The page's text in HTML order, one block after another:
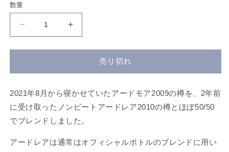
格
数量
蒸
留
所
ン
ド
蒸
留
所
ト
ン
売り切れ
2021年8月から寝かせていたアードモア2009の樽を、2年前
に受け取ったノンピートアードレア2010の樽とほぼ50/50
でブレンドしました。
アードレアは通常はオフィシャルボトルのブレンドに用い